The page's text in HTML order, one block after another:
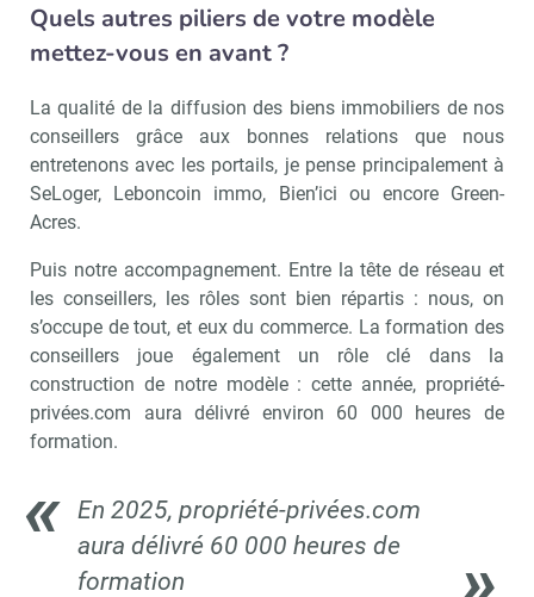
Quels autres piliers de votre modèle
mettez-vous en avant ?
La qualité de la diffusion des biens immobiliers de nos
conseillers grâce aux bonnes relations que nous
entretenons avec les portails, je pense principalement à
SeLoger, Leboncoin immo, Bien’ici ou encore Green-
Acres.
Puis notre accompagnement. Entre la tête de réseau et
les conseillers, les rôles sont bien répartis : nous, on
s’occupe de tout, et eux du commerce. La formation des
conseillers joue également un rôle clé dans la
construction de notre modèle : cette année, propriété-
privées.com aura délivré environ 60 000 heures de
formation.
En 2025, propriété-privées.com
aura délivré 60 000 heures de
formation